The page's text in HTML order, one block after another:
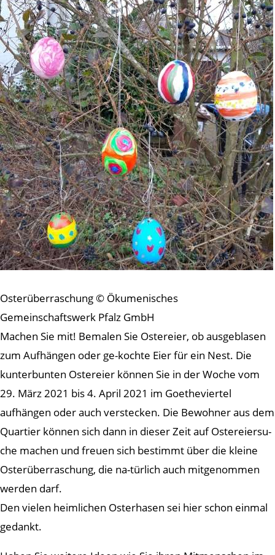
Osterüberraschung © Ökumenisches
Gemeinschaftswerk Pfalz GmbH
Machen Sie mit! Bemalen Sie Ostereier, ob ausgeblasen
zum Aufhängen oder ge-kochte Eier für ein Nest. Die
kunterbunten Ostereier können Sie in der Woche vom
29. März 2021 bis 4. April 2021 im Goetheviertel
aufhängen oder auch verstecken. Die Bewohner aus dem
Quartier können sich dann in dieser Zeit auf Ostereiersu-
che machen und freuen sich bestimmt über die kleine
Osterüberraschung, die na-türlich auch mitgenommen
werden darf.
Den vielen heimlichen Osterhasen sei hier schon einmal
gedankt.